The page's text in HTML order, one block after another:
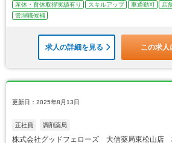
産休・育休取得実績有り
スキルアップ 車通勤可 店
管理職候補
求人の詳細を見る この求人
更新日：2025年8月13日
正社員 調剤薬局
株式会社グッドフェローズ 大信薬局東松山店